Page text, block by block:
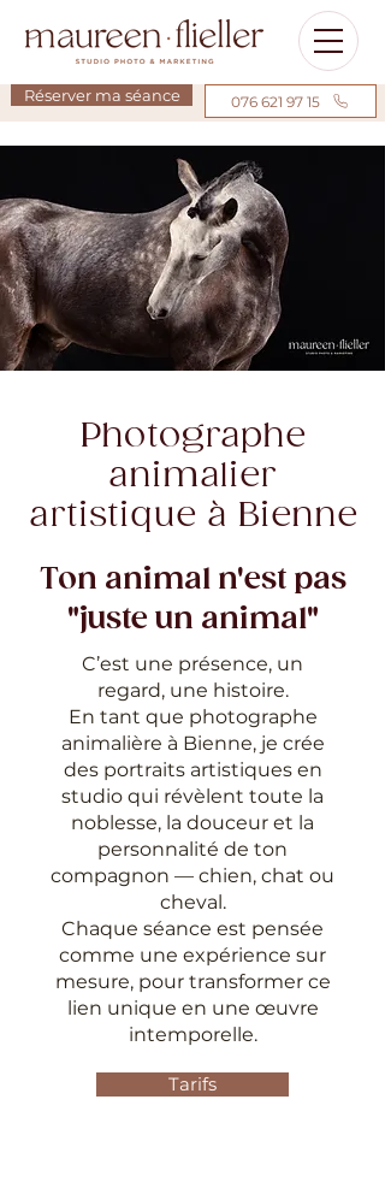
076 621 97 15
Réserver ma séance
Photographe
animalier
artistique à Bienne
Ton animal n'est pas
"juste un animal"
C’est une présence, un
regard, une histoire.
En tant que photographe
animalière à Bienne, je crée
des portraits artistiques en
studio qui révèlent toute la
noblesse, la douceur et la
personnalité de ton
compagnon — chien, chat ou
cheval.
Chaque séance est pensée
comme une expérience sur
mesure, pour transformer ce
lien unique en une œuvre
intemporelle.
Tarifs